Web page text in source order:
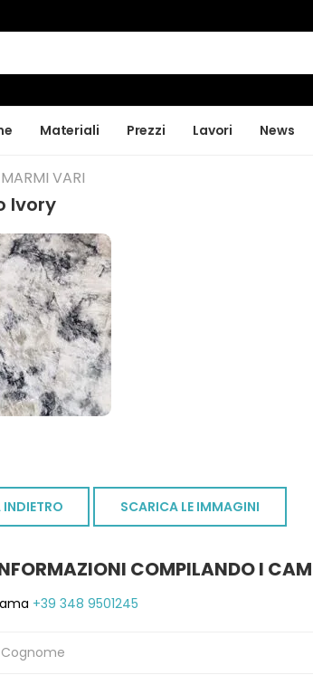
Materiali Prezzi Lavori News
VARI
Ivory
SCARICA LE IMMAGINI
COMPILANDO I
+39 348 9501245